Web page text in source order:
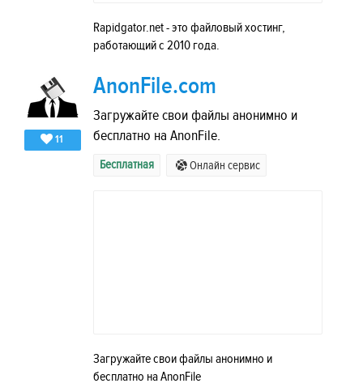
Rapidgator.net - это файловый хостинг,
работающий с 2010 года.
11
AnonFile.com
Загружайте свои файлы анонимно и
бесплатно на AnonFile.
Бесплатная Онлайн сервис
Загружайте свои файлы анонимно и
бесплатно на AnonFile